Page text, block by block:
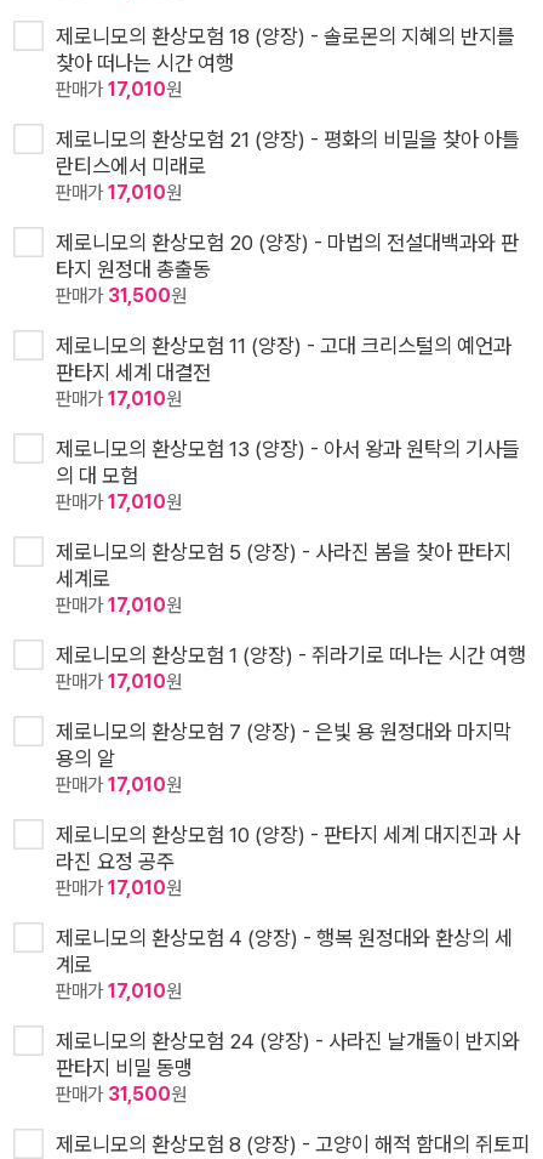
제로니모의 환상모험 18 (양장) - 솔로몬의 지혜의 반지를
찾아 떠나는 시간 여행
판매가17,010원
제로니모의 환상모험 21 (양장) - 평화의 비밀을 찾아 아틀
란티스에서 미래로
판매가17,010원
제로니모의 환상모험 20 (양장) - 마법의 전설대백과와 판
타지 원정대 총출동
판매가 31,500원
제로니모의 환상모험 11 (양장) - 고대 크리스털의 예언과
판타지 세계 대결전
판매가17,010원
제로니모의 환상모험 13 (양장) - 아서 왕과 원탁의 기사들
의 대 모험
판매가17,010원
제로니모의 환상모험 5 (양장) - 사라진 봄을 찾아 판타지
세계로
판매가17,010원
제로니모의 환상모험 1 (양장) - 쥐라기로 떠나는 시간 여행
판매가17,010원
제로니모의 환상모험 7 (양장) - 은빛 용 원정대와 마지막
용의 알
판매가17,010원
제로니모의 환상모험 10 (양장) - 판타지 세계 대지진과 사
라진 요정 공주
판매가17,010원
제로니모의 환상모험 4 (양장) - 행복 원정대와 환상의 세
계로
판매가17,010원
제로니모의 환상모험 24 (양장) - 사라진 날개돌이 반지와
판타지 비밀 동맹
판매가 31,500원
제로니모의 환상모험 8 (양장) - 고양이 해적 함대의 쥐토피